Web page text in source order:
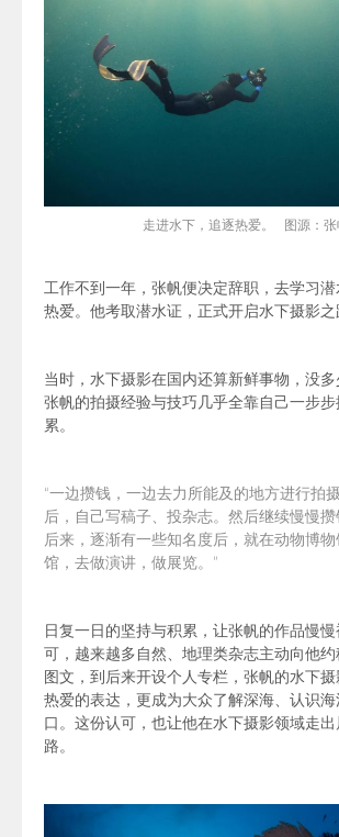
走进水下，追逐热爱。 图源：张
工作不到一年，张帆便决定辞职，去学习
热爱。 他考取潜水证，正式开启水下摄影之
当时，水下摄影在国内还算新鲜事物，没多
张帆的拍摄经验与技巧几乎全靠自己一步
累。
“一边攒钱，一边去力所能及的地方进行拍
后，自己写稿子、投杂志。然后继续慢慢攒
后来，逐渐有一些知名度后，就在动物博
馆，去做演讲，做展览。”
日复一日的坚持与积累，让张帆的作品慢
可，越来越多自然、地理类杂志主动向他
图文，到后来开设个人专栏，张帆的水下摄
热爱的表达，更成为大众了解深海、认识
口。这份认可，也让他在水下摄影领域走
路。